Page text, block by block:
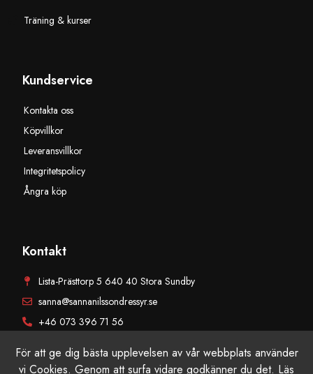
Träning & kurser
Kundservice
Kontakta oss
Köpvillkor
Leveransvillkor
Integritetspolicy
Ångra köp
Kontakt
Lista-Prästtorp 5 640 40 Stora Sundby
sanna@sannanilssondressyr.se
+46 073 396 71 56
För att ge dig bästa upplevelsen av vår webbplats använder
vi Cookies. Genom att surfa vidare godkänner du det. Läs